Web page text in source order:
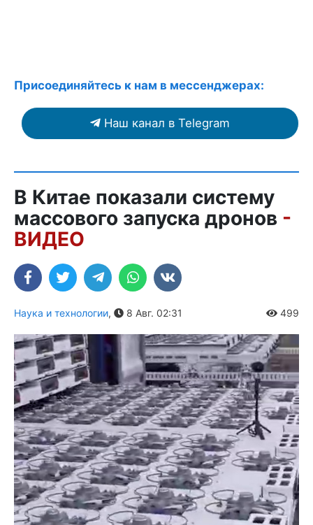
Присоединяйтесь к нам в мессенджерах:
Наш канал в Telegram
В Китае показали систему
массового запуска дронов -
ВИДЕО
Наука и технологии, 8 Авг. 02:31 499